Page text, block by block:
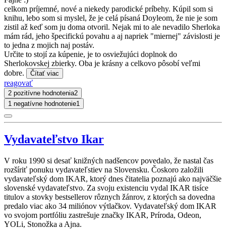
celkom príjemné, nové a niekedy parodické príbehy. Kúpil som si
knihu, lebo som si myslel, že je celá písaná Doyleom, že nie je som
zistil až keď som ju doma otvoril. Nejak mi to ale nevadilo Sherloka
mám rád, jeho špecifickú povahu a aj napriek "miernej" závislosti je
to jedna z mojich naj postáv.
Určite to stojí za kúpenie, je to osviežujúci doplnok do
Sherlokovskej zbierky. Oba je krásny a celkovo pôsobí veľmi
dobre.
Čítať viac
reagovať
2 pozitívne hodnotenia2
1 negatívne hodnotenie1
Vydavateľstvo Ikar
V roku 1990 si desať knižných nadšencov povedalo, že nastal čas
rozšíriť ponuku vydavateľstiev na Slovensku. Čoskoro založili
vydavateľský dom IKAR, ktorý dnes čitatelia poznajú ako najväčšie
slovenské vydavateľstvo. Za svoju existenciu vydal IKAR tisíce
titulov a stovky bestsellerov rôznych žánrov, z ktorých sa dovedna
predalo viac ako 34 miliónov výtlačkov. Vydavateľský dom IKAR
vo svojom portfóliu zastrešuje značky IKAR, Príroda, Odeon,
YOLi, Stonožka a Ajna.